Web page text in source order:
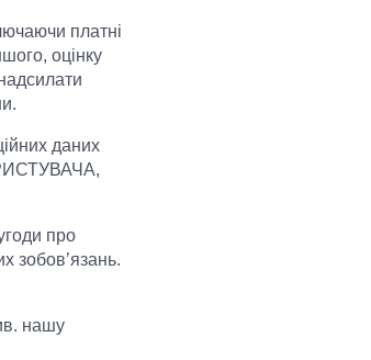
платні
оцінку
даних
про
зобов’язань.
нашу